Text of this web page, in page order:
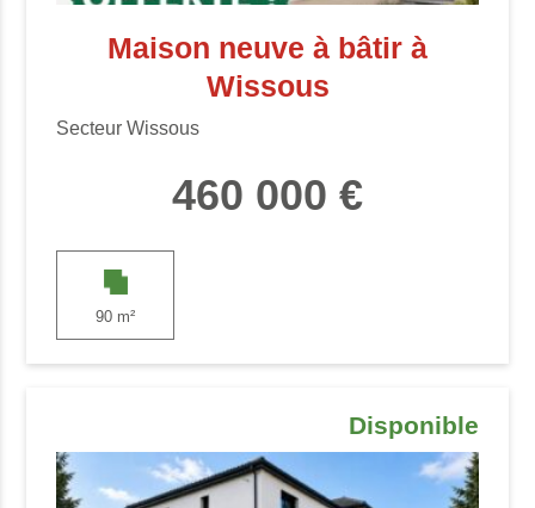
Maison neuve à bâtir à
Wissous
Secteur Wissous
460 000 €
90 m²
Disponible